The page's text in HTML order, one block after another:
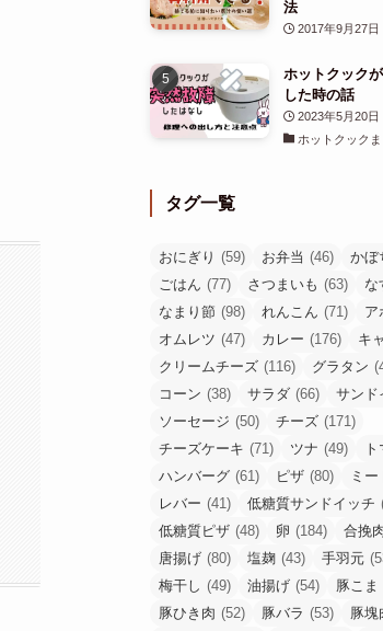
法
2017年9月27日
ホットクック
した時の話
2023年5月20日
ホットクック
タグ一覧
おにぎり (59) お弁当 (46) かぼ
ごはん (77) さつまいも (63) な
なまり節 (98) れんこん (71) ア
オムレツ (47) カレー (176) キ
クリームチーズ (116) グラタン
コーン (38) サラダ (66) サンド
ソーセージ (50) チーズ (171)
チーズケーキ (71) ツナ (49) ト
ハンバーグ (61) ピザ (80) ミ
レバー (41) 低糖質サンドイッチ
低糖質ピザ (48) 卵 (184) 合挽
唐揚げ (80) 塩麹 (43) 手羽元
梅干し (49) 油揚げ (54) 豚こま
豚ひき肉 (52) 豚バラ (53) 豚塊